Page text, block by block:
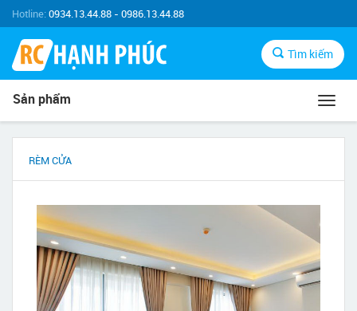
Hotline:0934.13.44.88 - 0986.13.44.88
Tìm kiếm
Sản phẩm
RÈM CỬA